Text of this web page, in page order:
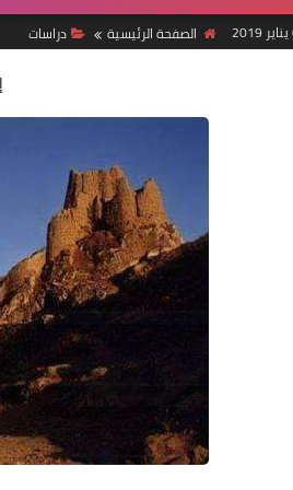
الصفحة الرئيسية دراسات